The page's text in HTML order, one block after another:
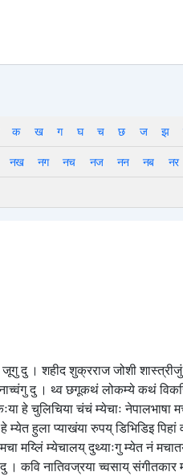
क ख ग घ च छ ज झ
नख नग नच नज नन नब नर
जूगु दु । शहीद शुक्रराज जोशी
दु । थ्व छगूकथं लोकम्ये कथं
चुलिचिया चंचं म्येचाः नेपालभाषा
हुला प्याखंया रुपय् डिभिडिइ पिहां
मचा मय्लिं म्येचालय् दुथ्याःगु म्येत
कवि नातिवज्रया च्वसाय्